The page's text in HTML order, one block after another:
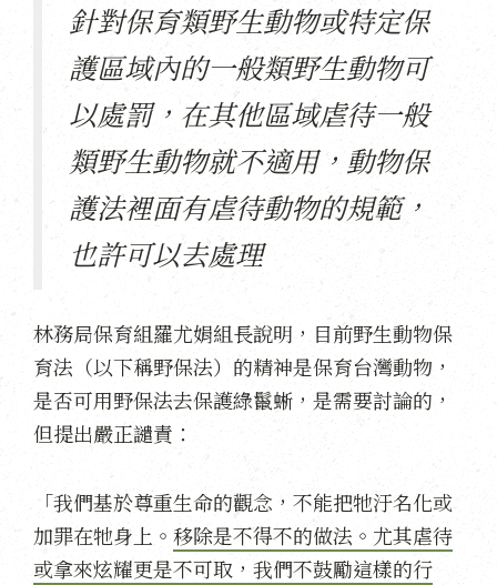
針對保育類野生動物或特定保
護區域內的一般類野生動物可
以處罰，在其他區域虐待一般
類野生動物就不適用，動物保
護法裡面有虐待動物的規範，
也許可以去處理
林務局保育組羅尤娟組長說明，目前野生動物保
育法（以下稱野保法）的精神是保育台灣動物，
是否可用野保法去保護綠鬣蜥，是需要討論的，
但提出嚴正譴責：
「我們基於尊重生命的觀念，不能把牠汙名化或
加罪在牠身上。 移除是不得不的做法。尤其虐待
或拿來炫耀更是不可取，我們不鼓勵這樣的行